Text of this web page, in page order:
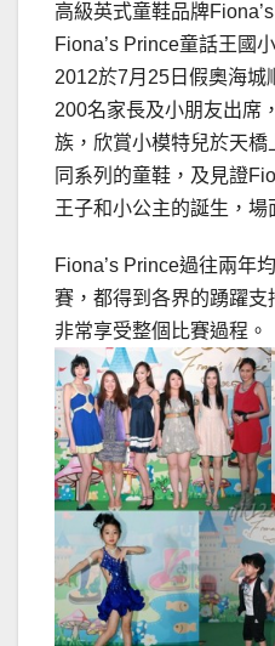
高級英式童鞋品牌
Fiona’s Prince童話王國
2012於7月25日假奧海城
200名家長及小朋友出席
族，欣賞小模特兒於天橋
同系列的童鞋，及見證
王子和小公主的誕生，場
Fiona’s Prince過往兩年
賽，都得到各界的踴躍
非常享受整個比賽過程。